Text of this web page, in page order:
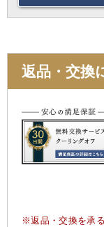
返品・交換
※返品・交換を承